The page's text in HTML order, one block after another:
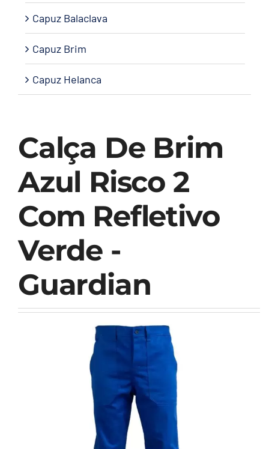
Calça De Brim
Azul Risco 2
Com Refletivo
Verde -
Guardian
Capuz Balaclava
Capuz Brim
Capuz Helanca